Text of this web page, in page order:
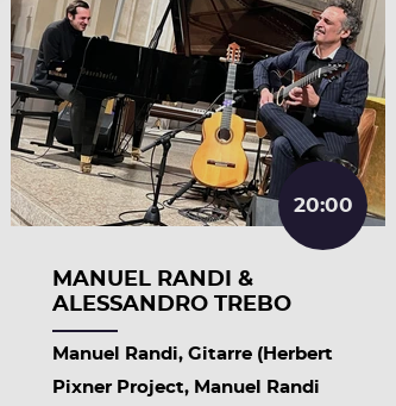
20:00
MANUEL RANDI &
ALESSANDRO TREBO
Manuel Randi, Gitarre (Herbert
Pixner Project, Manuel Randi